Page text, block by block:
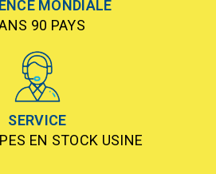
MONDIALE
90 PAYS
SERVICE
EN STOCK USINE